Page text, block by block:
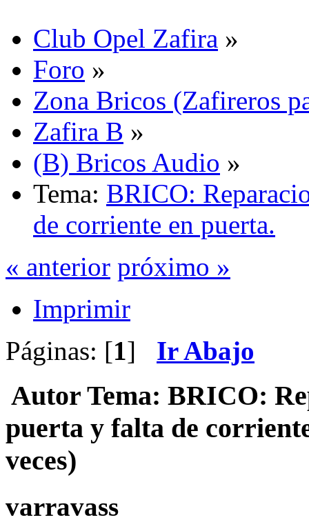
Club Opel Zafira »
Foro »
Zona Bricos (Zafireros
Zafira B »
(B) Bricos Audio »
Tema: BRICO:
de corriente en puerta.
« anterior próximo »
Imprimir
Páginas: [1] Ir Abajo
Autor Tema: BRICO:
puerta y falta de
veces)
varravass